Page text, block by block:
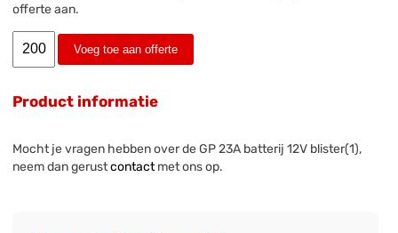
offerte aan.
Voeg toe aan offerte
Product informatie
Mocht je vragen hebben over de GP 23A batterij 12V blister(1),
neem dan gerustcontactmet ons op.